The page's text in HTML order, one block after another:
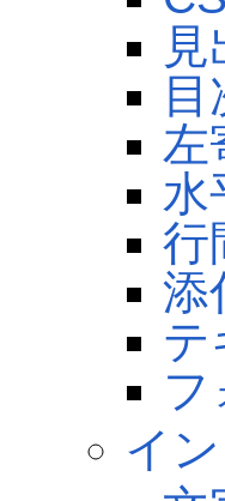
見
目
左
水
行
添
テ
フ
イ